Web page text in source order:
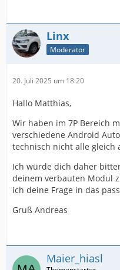
Linx
Moderator
20. Juli 2025 um 18:20
Hallo Matthias,
Wir haben im 7P Bereich
verschiedene Android
technisch nicht alle gleich
Ich würde dich daher
deinem verbauten Modul
ich deine Frage in das
Gruß Andreas
Maier_hiasl